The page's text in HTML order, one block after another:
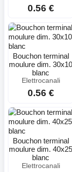
0.56 €
Bouchon terminal
moulure dim. 30x10
blanc
Elettrocanali
0.56 €
Bouchon terminal
moulure dim. 40x25
blanc
Elettrocanali